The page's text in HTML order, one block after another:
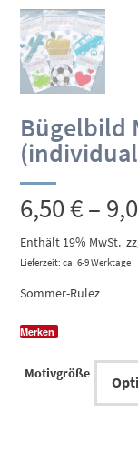
Bügelbild
6,50€–
Enthält 19% MwSt.
Lieferzeit: ca. 6-9 Werktage
Sommer-Rulez
Merken
Motivgröße